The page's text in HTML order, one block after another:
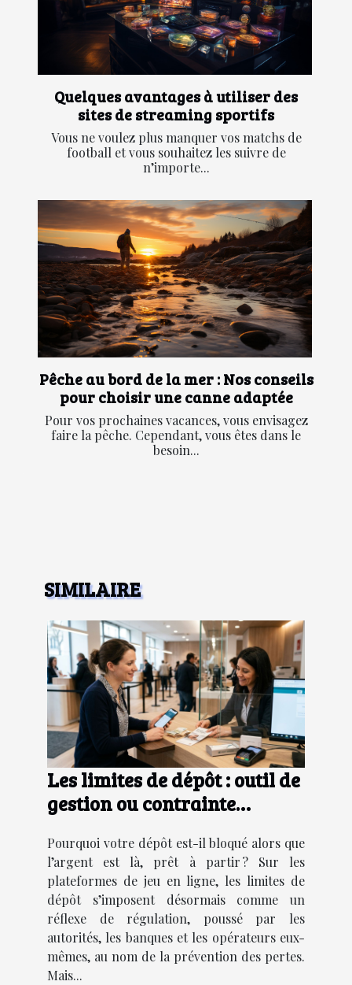
Quelques avantages à utiliser des
sites de streaming sportifs
Vous ne voulez plus manquer vos matchs de
football et vous souhaitez les suivre de
n’importe...
Pêche au bord de la mer : Nos conseils
pour choisir une canne adaptée
Pour vos prochaines vacances, vous envisagez
faire la pêche. Cependant, vous êtes dans le
besoin...
SIMILAIRE
Les limites de dépôt : outil de
gestion ou contrainte
Pourquoi votre dépôt est-il bloqué alors que
l’argent est là, prêt à partir ? Sur les
plateformes de jeu en ligne, les limites de
dépôt s’imposent désormais comme un
réflexe de régulation, poussé par les
autorités, les banques et les opérateurs eux-
mêmes, au nom de la prévention des pertes.
Mais...